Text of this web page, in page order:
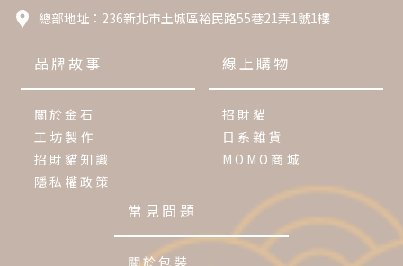
總部地址： 236新北市土城區裕民路55巷21弄1號1樓
品牌故事
關於金石
工坊製作
招財貓知識
隱私權政策
線上購物
招財貓
日系雜貨
MOMO商城
常見問題
關於包裝